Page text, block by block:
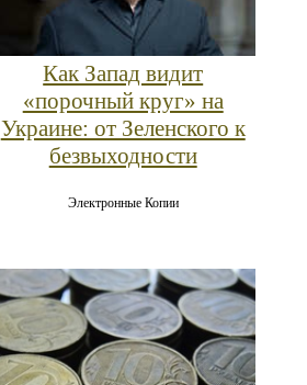
Как Запад видит
«порочный круг» на
Украине: от Зеленского к
безвыходности
Электронные Копии